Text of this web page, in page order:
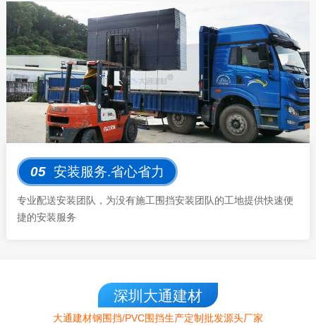
05 安装服务.省心省力
专业配送安装团队，为没有施工围挡安装团队的工地提供快速便
捷的安装服务
深圳大通建材
大通建材钢围挡/PVC围挡生产定制批发源头厂家